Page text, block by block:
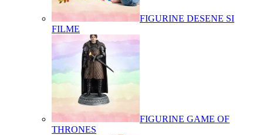
FIGURINE DESENE SI
FILME
FIGURINE GAME OF
THRONES